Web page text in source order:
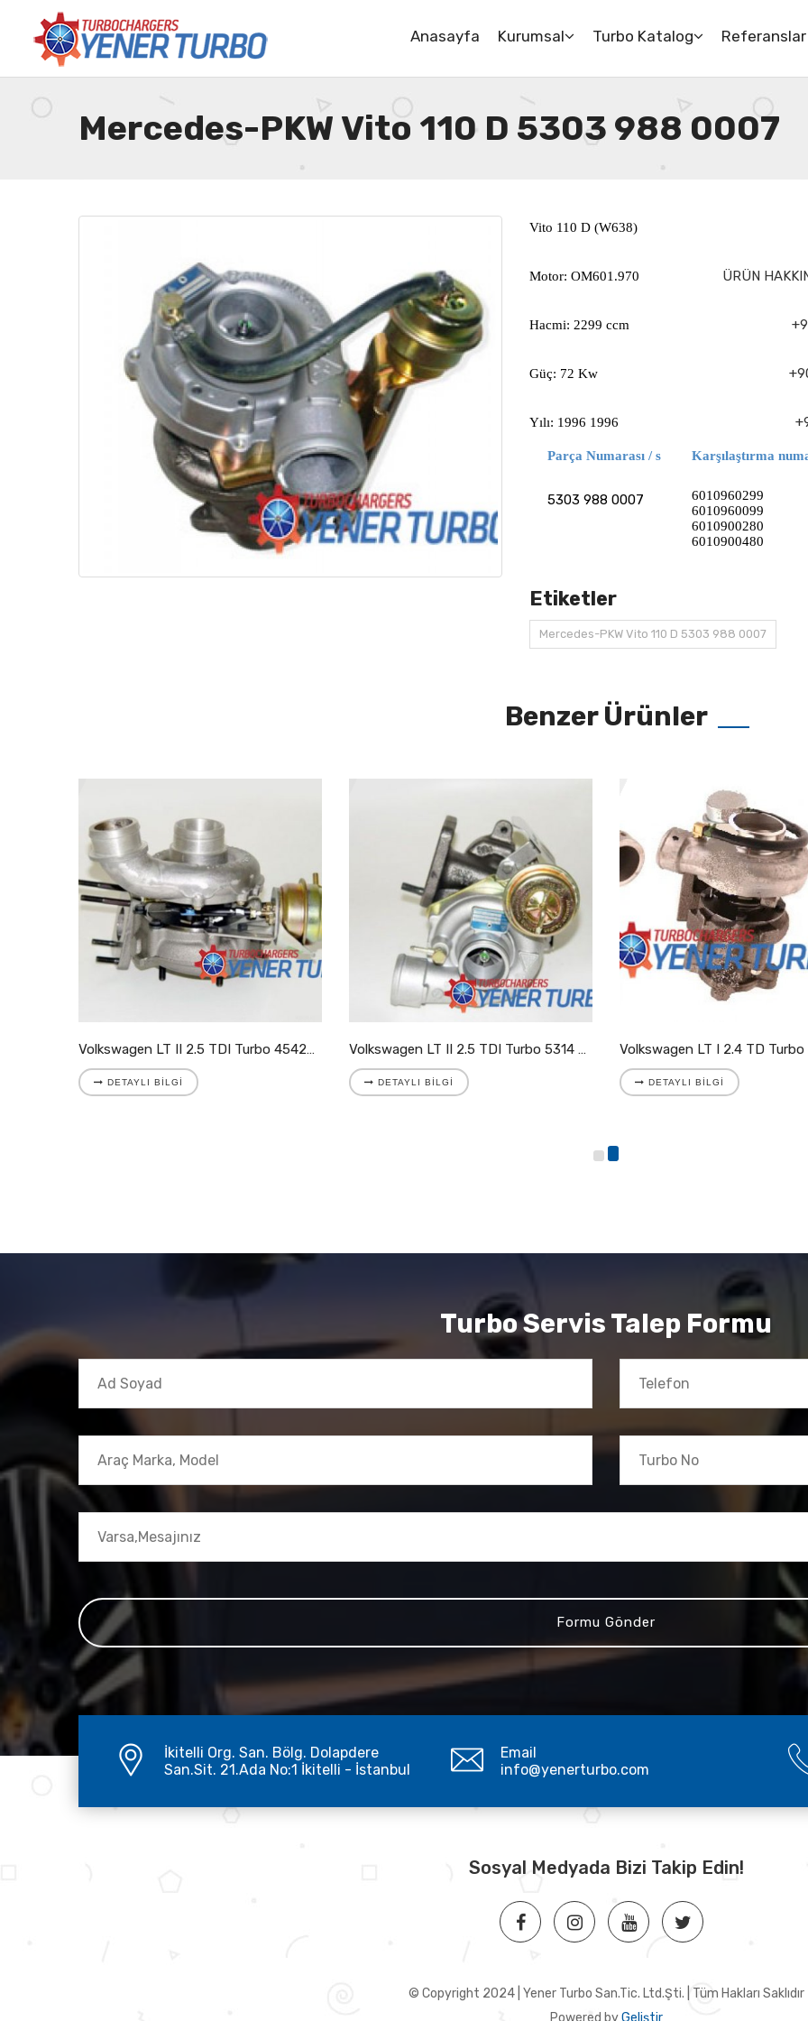
Anasayfa Kurumsal Turbo Katalog Referanslar
Mercedes-PKW Vito 110 D 5303 988 0007
Vito 110 D (W638)
Motor: OM601.970 ÜRÜN
Hacmi: 2299 ccm
Güç: 72 Kw
Yılı: 1996 1996
Parça Numarası / s
5303 988 0007
Karşılaştırma
6010960299
6010960099
6010900280
6010900480
Etiketler
Mercedes-PKW Vito 110 D 5303 988 0007
Benzer Ürünler
Volkswagen LT II 2.5 TDI Turbo 454205-9007S
DETAYLI BILGI
Volkswagen LT II 2.5 TDI Turbo 5314 988 7025
DETAYLI BILGI DETAYLI BILGI
Turbo Servis Talep Formu
İkitelli Org. San. Bölg. Dolapdere
San.Sit. 21.Ada No:1 İkitelli - İstanbul
Email
info@yenerturbo.com
Sosyal Medyada Bizi Takip Edin!
© Copyright 2024 | Yener Turbo San.Tic. Ltd.Şti. | Tüm Hakları Saklıdır
Powered byGeliştir